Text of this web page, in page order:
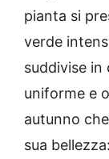
pianta si
verde
suddivise in
uniforme e
autunno
sua